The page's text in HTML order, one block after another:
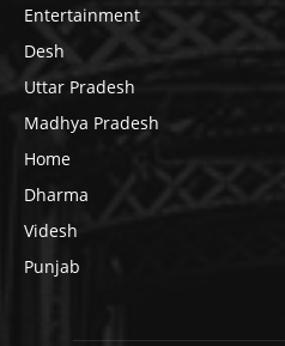
Entertainment
Desh
Uttar Pradesh
Madhya Pradesh
Home
Dharma
Videsh
Punjab